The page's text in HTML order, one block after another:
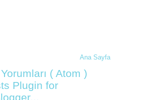
Ana Sayfa
( Atom )